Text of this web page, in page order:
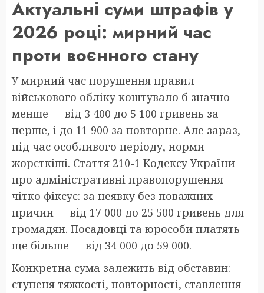
Актуальні суми штрафів у
2026 році: мирний час
проти воєнного стану
У мирний час порушення правил
військового обліку коштувало б значно
менше — від 3 400 до 5 100 гривень за
перше, і до 11 900 за повторне. Але зараз,
під час особливого періоду, норми
жорсткіші. Стаття 210-1 Кодексу України
про адміністративні правопорушення
чітко фіксує: за неявку без поважних
причин — від 17 000 до 25 500 гривень для
громадян. Посадовці та юрособи платять
ще більше — від 34 000 до 59 000.
Конкретна сума залежить від обставин:
ступеня тяжкості, повторності, ставлення